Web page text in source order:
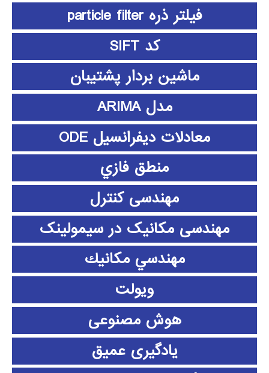
فیلتر ذره particle filter
کد SIFT
ماشین بردار پشتیبان
مدل ARIMA
معادلات دیفرانسیل ODE
منطق فازي
مهندسی کنترل
مهندسی مکانیک در سیمولینک
مهندسي مكانيك
ویولت
هوش مصنوعی
یادگیری عمیق